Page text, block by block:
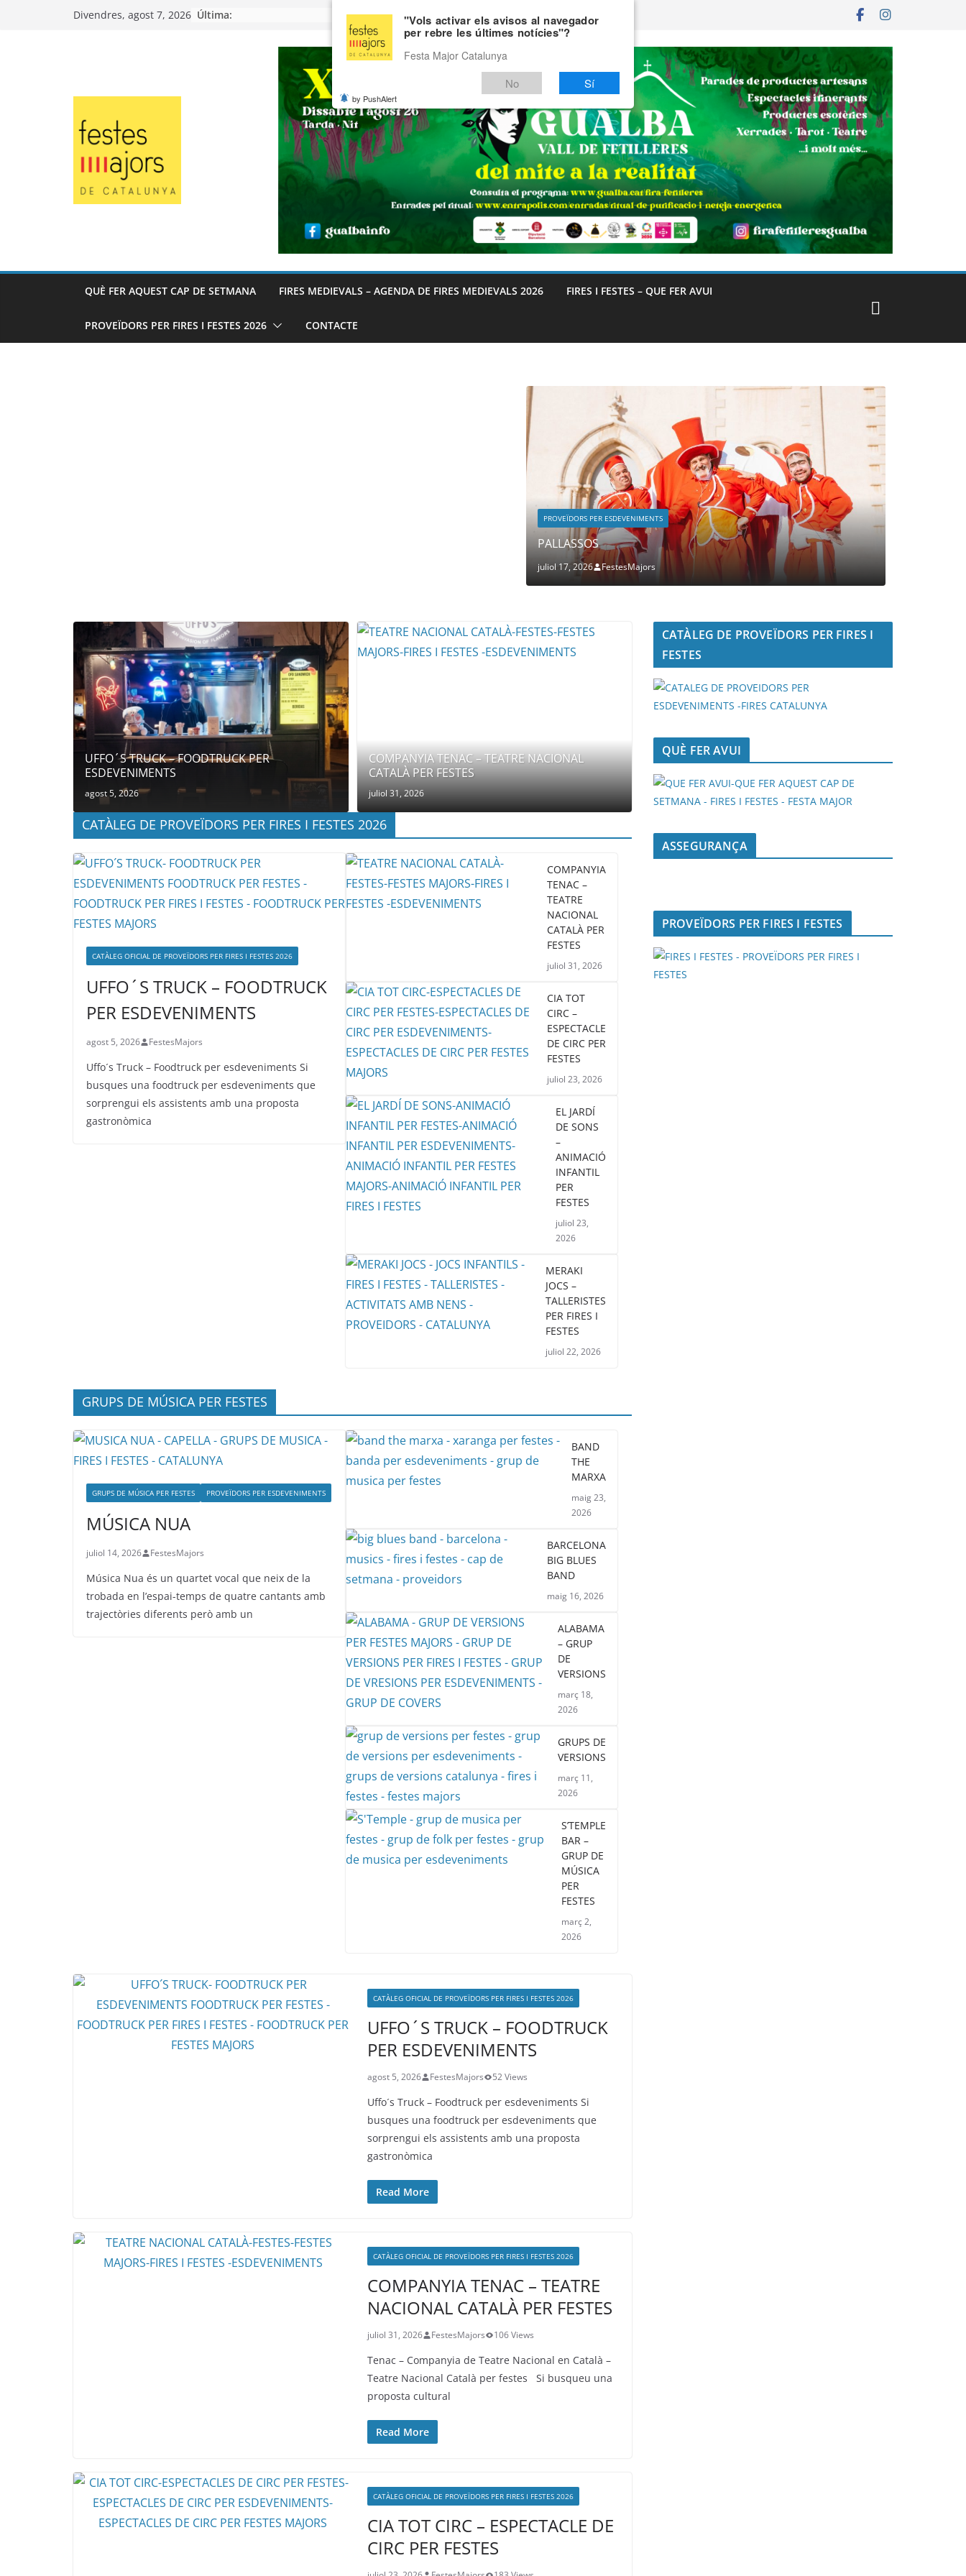
Divendres, agost 7, 2026 Última:
QUÈ FER AQUEST CAP DE SETMANA FIRES MEDIEVALS – AGENDA DE FIRES MEDIEVALS 2026 FIRES I FESTES – QUE FER AVUI
PROVEÏDORS PER FIRES I FESTES 2026 CONTACTE
PROVEÏDORS PER ESDEVENIMENTS
PALLASSOS
juliol 17, 2026 FestesMajors
UFFO´S TRUCK – FOODTRUCK PER
ESDEVENIMENTS
agost 5, 2026
COMPANYIA TENAC – TEATRE NACIONAL
CATALÀ PER FESTES
juliol 31, 2026
CATÀLEG DE PROVEÏDORS PER FIRES I FESTES 2026
CATÀLEG OFICIAL DE PROVEÏDORS PER FIRES I FESTES 2026
UFFO´S TRUCK – FOODTRUCK
PER ESDEVENIMENTS
agost 5, 2026 FestesMajors
Uffo´s Truck – Foodtruck per esdeveniments Si
busques una foodtruck per esdeveniments que
sorprengui els assistents amb una proposta
gastronòmica
COMPANYIA
TENAC –
TEATRE
NACIONAL
CATALÀ PER
FESTES
juliol 31, 2026
CIA TOT
CIRC –
ESPECTACLE
DE CIRC PER
FESTES
juliol 23, 2026
EL JARDÍ
DE SONS
–
ANIMACIÓ
INFANTIL
PER
FESTES
juliol 23,
2026
MERAKI
JOCS –
TALLERISTES
PER FIRES I
FESTES
juliol 22, 2026
GRUPS DE MÚSICA PER FESTES
GRUPS DE MÚSICA PER FESTES PROVEÏDORS PER ESDEVENIMENTS
MÚSICA NUA
juliol 14, 2026 FestesMajors
Música Nua és un quartet vocal que neix de la
trobada en l’espai-temps de quatre cantants amb
trajectòries diferents però amb un
BAND
THE
MARXA
maig 23,
2026
BARCELONA
BIG BLUES
BAND
maig 16, 2026
ALABAMA
– GRUP
DE
VERSIONS
març 18,
2026
GRUPS DE
VERSIONS
març 11,
2026
S’TEMPLE
BAR –
GRUP DE
MÚSICA
PER
FESTES
març 2,
2026
CATÀLEG OFICIAL DE PROVEÏDORS PER FIRES I FESTES 2026
UFFO´S TRUCK – FOODTRUCK
PER ESDEVENIMENTS
agost 5, 2026 FestesMajors 52 Views
Uffo´s Truck – Foodtruck per esdeveniments Si
busques una foodtruck per esdeveniments que
sorprengui els assistents amb una proposta
gastronòmica
Read More
CATÀLEG OFICIAL DE PROVEÏDORS PER FIRES I FESTES 2026
COMPANYIA TENAC – TEATRE
NACIONAL CATALÀ PER FESTES
juliol 31, 2026 FestesMajors 106 Views
Tenac – Companyia de Teatre Nacional en Català –
Teatre Nacional Català per festes Si busqueu una
proposta cultural
Read More
CATÀLEG OFICIAL DE PROVEÏDORS PER FIRES I FESTES 2026
CIA TOT CIRC – ESPECTACLE DE
CIRC PER FESTES
CATÀLEG DE PROVEÏDORS PER FIRES I
FESTES
QUÈ FER AVUI
ASSEGURANÇA
PROVEÏDORS PER FIRES I FESTES
"Vols activar els avisos al navegador
per rebre les últimes notícies"?
Festa Major Catalunya
No Sí
by PushAlert